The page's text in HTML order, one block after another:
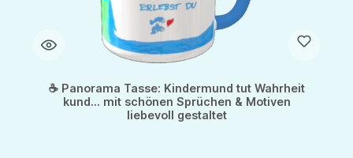
☕ Panorama Tasse: Kindermund tut Wahrheit
kund... mit schönen Sprüchen & Motiven
liebevoll gestaltet